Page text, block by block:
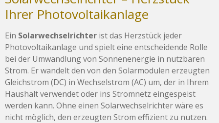
Ihrer Photovoltaikanlage
Ein Solarwechselrichter ist das Herzstück jeder
Photovoltaikanlage und spielt eine entscheidende Rolle
bei der Umwandlung von Sonnenenergie in nutzbaren
Strom. Er wandelt den von den Solarmodulen erzeugten
Gleichstrom (DC) in Wechselstrom (AC) um, der in Ihrem
Haushalt verwendet oder ins Stromnetz eingespeist
werden kann. Ohne einen Solarwechselrichter wäre es
nicht möglich, den erzeugten Strom effizient zu nutzen.